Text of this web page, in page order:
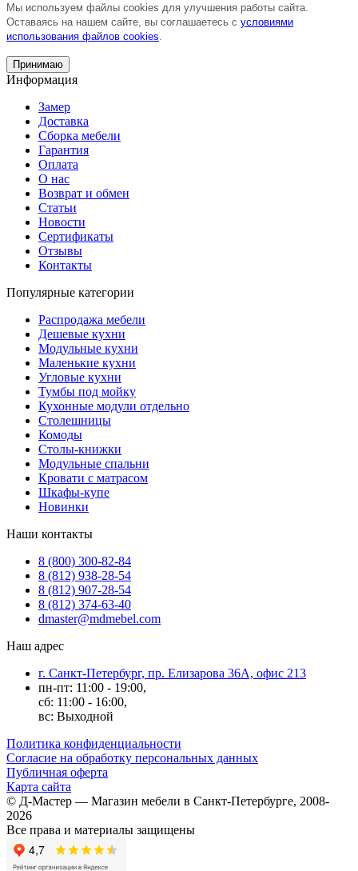
Мы используем файлы cookies для улучшения работы сайта.
Оставаясь на нашем сайте, вы соглашаетесь с условиями
использования файлов cookies
Принимаю
Информация
Замер
Доставка
Сборка мебели
Гарантия
Оплата
О нас
Возврат и обмен
Статьи
Новости
Сертификаты
Отзывы
Контакты
Популярные категории
Распродажа мебели
Дешевые кухни
Модульные кухни
Маленькие кухни
Угловые кухни
Тумбы под мойку
Кухонные модули отдельно
Столешницы
Комоды
Столы-книжки
Модульные спальни
Кровати с матрасом
Шкафы-купе
Новинки
Наши контакты
8 (800) 300-82-84
8 (812) 938-28-54
8 (812) 907-28-54
8 (812) 374-63-40
dmaster@mdmebel.com
Наш адрес
г. Санкт-Петербург, пр. Елизарова 36А, офис 213
пн-пт: 11:00 - 19:00,
сб: 11:00 - 16:00,
вс: Выходной
Политика конфиденциальности
Согласие на обработку персональных данных
Публичная оферта
Карта сайта
© Д-Мастер — Магазин мебели в Санкт-Петербурге, 2008-
2026
Все права и материалы защищены